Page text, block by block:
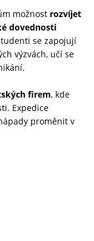
možnost rozvíjet
dovednosti
se zapojují
výzvách, učí se
firem, kde
Expedice
proměnit v